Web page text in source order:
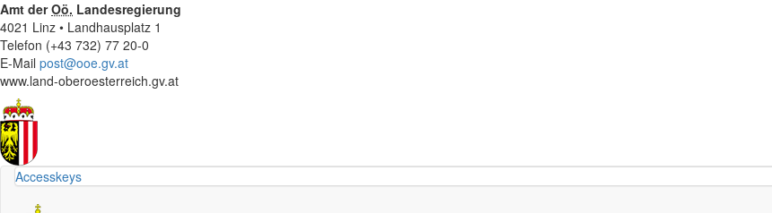
Amt derOö. Landesregierung
4021 Linz • Landhausplatz 1
Telefon (+43 732) 77 20-0
E-Mail post@ooe.gv.at
www.land-oberoesterreich.gv.at
Accesskeys